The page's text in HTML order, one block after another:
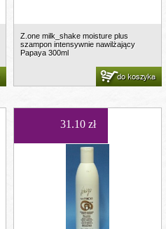
Z.one milk_shake moisture plus
szampon intensywnie nawilżający
Papaya 300ml
do koszyka
31.10 zł